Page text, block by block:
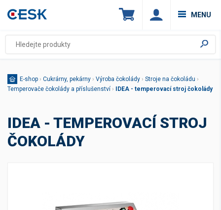
MENU
E-shop › Cukrárny, pekárny › Výroba čokolády › Stroje na čokoládu ›
Temperovače čokolády a příslušenství › IDEA - temperovací stroj čokolády
IDEA - TEMPEROVACÍ STROJ
ČOKOLÁDY